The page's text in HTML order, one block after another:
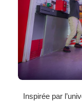
Inspirée par